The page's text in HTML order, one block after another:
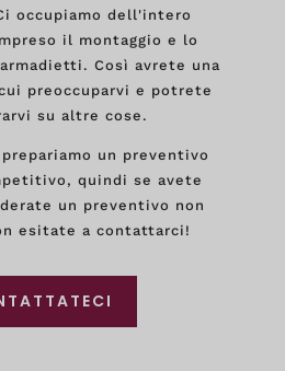
occupiamo dell'intero
il montaggio e lo
Così avrete una
preoccuparvi e potrete
su altre cose.
un preventivo
quindi se avete
un preventivo non
esitate a contattarci!